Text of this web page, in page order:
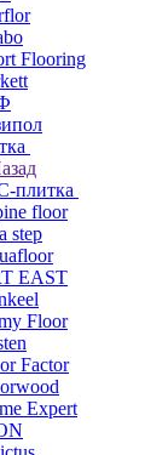
Flooring
плитка
floor
step
EAST
Floor
Factor
Expert